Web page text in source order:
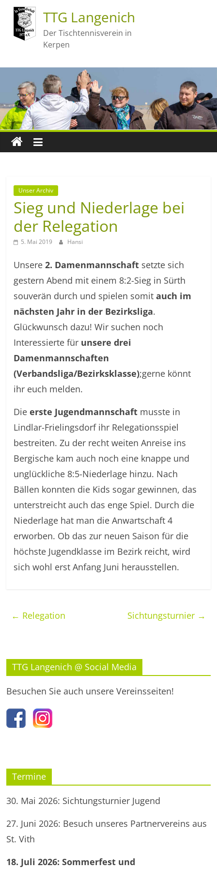
TTG Langenich
Der Tischtennisverein in
Kerpen
Unser Archiv
Sieg und Niederlage bei
der Relegation
5. Mai 2019 Hansi
Unsere2. Damenmannschaft setzte sich
gestern Abend mit einem 8:2-Sieg in Sürth
souverän durch und spielen somitauch im
nächsten Jahr in der Bezirksliga.
Glückwunsch dazu! Wir suchen noch
Interessierte für unsere drei
Damenmannschaften
(Verbandsliga/Bezirksklasse);gerne könnt
ihr euch melden.
Dieerste Jugendmannschaft musste in
Lindlar-Frielingsdorf ihr Relegationsspiel
bestreiten. Zu der recht weiten Anreise ins
Bergische kam auch noch eine knappe und
unglückliche 8:5-Niederlage hinzu. Nach
Bällen konnten die Kids sogar gewinnen, das
unterstreicht auch das enge Spiel. Durch die
Niederlage hat man die Anwartschaft 4
erworben. Ob das zur neuen Saison für die
höchste Jugendklasse im Bezirk reicht, wird
sich wohl erst Anfang Juni herausstellen.
← Relegation Sichtungsturnier →
TTG Langenich @ Social Media
Besuchen Sie auch unsere Vereinsseiten!
Termine
30. Mai 2026: Sichtungsturnier Jugend
27. Juni 2026: Besuch unseres Partnervereins aus
St. Vith
18. Juli 2026: Sommerfest und